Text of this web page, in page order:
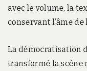
avec le volume, la
conservant l’âme
La démocratisation
transformé la scène